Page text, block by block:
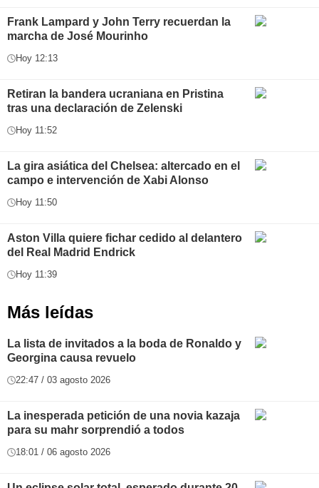
Frank Lampard y John Terry recuerdan la
marcha de José Mourinho
Hoy 12:13
Retiran la bandera ucraniana en Pristina
tras una declaración de Zelenski
Hoy 11:52
La gira asiática del Chelsea: altercado en el
campo e intervención de Xabi Alonso
Hoy 11:50
Aston Villa quiere fichar cedido al delantero
del Real Madrid Endrick
Hoy 11:39
Más leídas
La lista de invitados a la boda de Ronaldo y
Georgina causa revuelo
22:47 / 03 agosto 2026
La inesperada petición de una novia kazaja
para su mahr sorprendió a todos
18:01 / 06 agosto 2026